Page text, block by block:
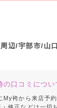
辺/宇部市/山
の口コミについ
My袴から来店予